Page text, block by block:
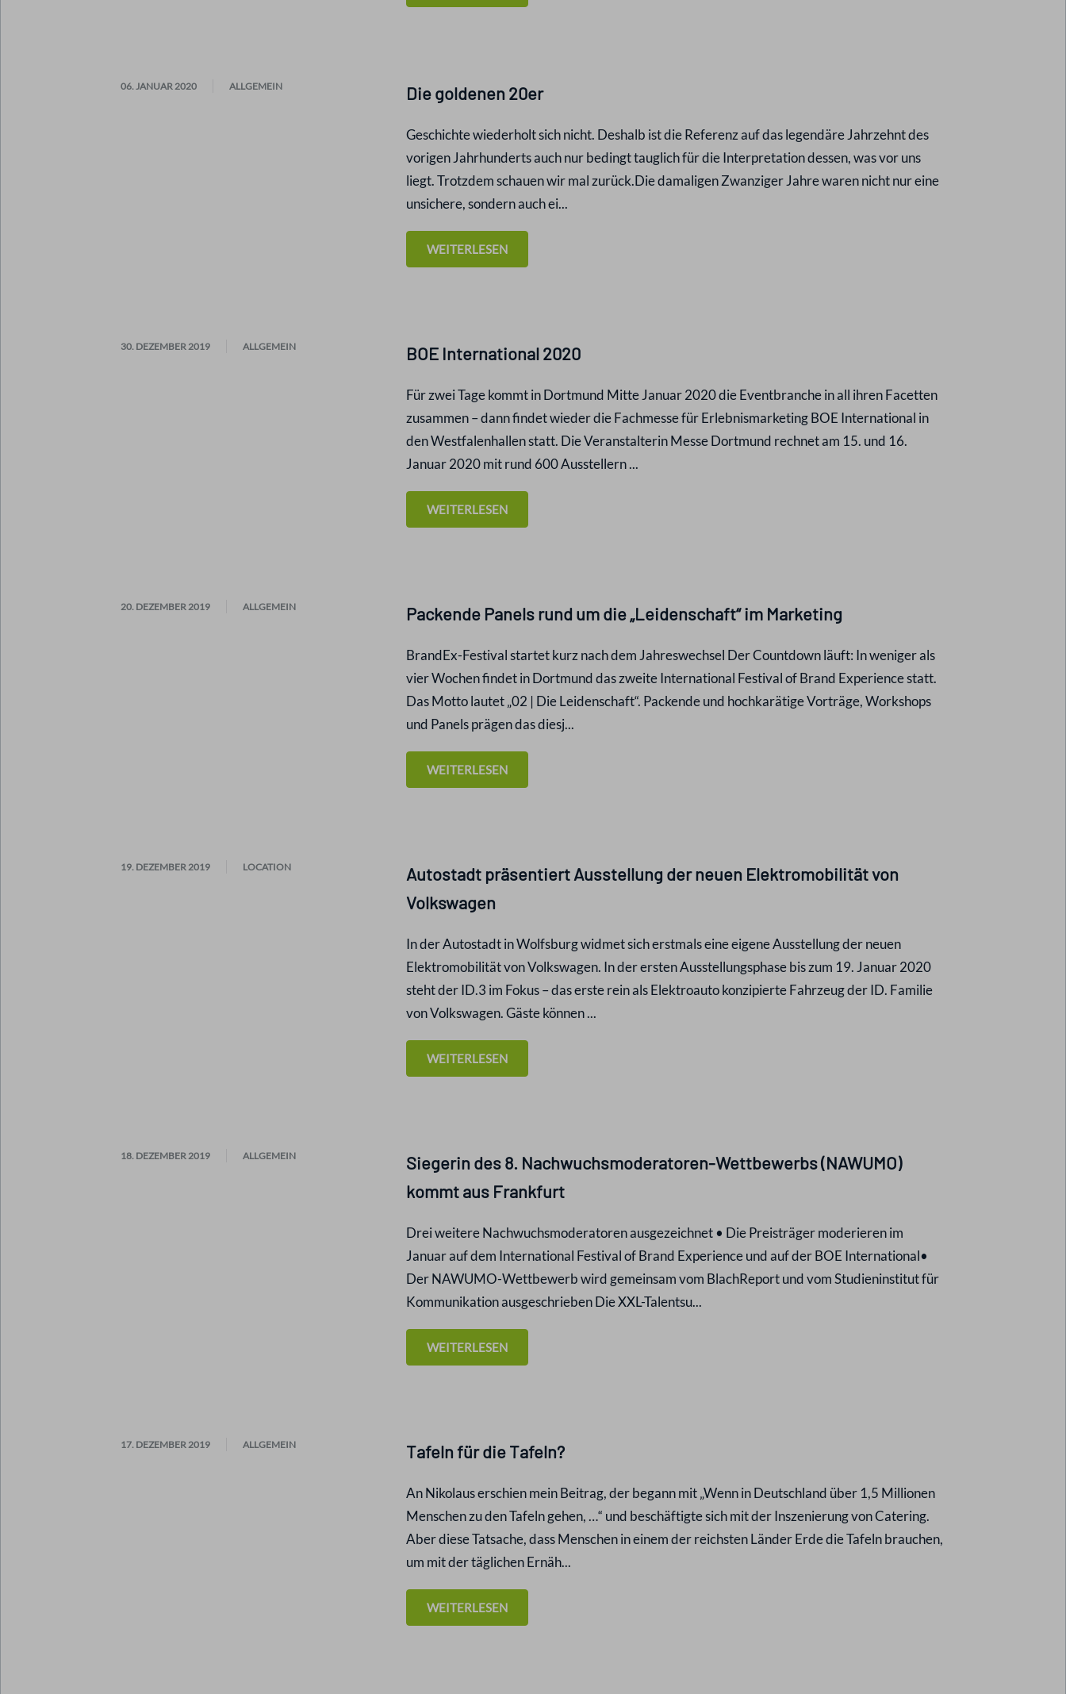
06. JANUAR 2020 ALLGEMEIN Die goldenen 20er
Geschichte wiederholt sich nicht. Deshalb ist die Referenz auf das legendäre Jahrzehnt des
vorigen Jahrhunderts auch nur bedingt tauglich für die Interpretation dessen, was vor uns
liegt. Trotzdem schauen wir mal zurück.Die damaligen Zwanziger Jahre waren nicht nur eine
unsichere, sondern auch ei...
WEITERLESEN
30. DEZEMBER 2019 ALLGEMEIN BOE International 2020
Für zwei Tage kommt in Dortmund Mitte Januar 2020 die Eventbranche in all ihren Facetten
zusammen – dann findet wieder die Fachmesse für Erlebnismarketing BOE International in
den Westfalenhallen statt. Die Veranstalterin Messe Dortmund rechnet am 15. und 16.
Januar 2020 mit rund 600 Ausstellern ...
WEITERLESEN
20. DEZEMBER 2019 ALLGEMEIN Packende Panels rund um die „Leidenschaft“ im Marketing
BrandEx-Festival startet kurz nach dem Jahreswechsel Der Countdown läuft: In weniger als
vier Wochen findet in Dortmund das zweite International Festival of Brand Experience statt.
Das Motto lautet „02 | Die Leidenschaft“. Packende und hochkarätige Vorträge, Workshops
und Panels prägen das diesj...
WEITERLESEN
19. DEZEMBER 2019 LOCATION
Autostadt präsentiert Ausstellung der neuen Elektromobilität von
Volkswagen
In der Autostadt in Wolfsburg widmet sich erstmals eine eigene Ausstellung der neuen
Elektromobilität von Volkswagen. In der ersten Ausstellungsphase bis zum 19. Januar 2020
steht der ID.3 im Fokus – das erste rein als Elektroauto konzipierte Fahrzeug der ID. Familie
von Volkswagen. Gäste können ...
WEITERLESEN
18. DEZEMBER 2019 ALLGEMEIN
Siegerin des 8. Nachwuchsmoderatoren-Wettbewerbs (NAWUMO)
kommt aus Frankfurt
Drei weitere Nachwuchsmoderatoren ausgezeichnet • Die Preisträger moderieren im
Januar auf dem International Festival of Brand Experience und auf der BOE International•
Der NAWUMO-Wettbewerb wird gemeinsam vom BlachReport und vom Studieninstitut für
Kommunikation ausgeschrieben Die XXL-Talentsu...
WEITERLESEN
17. DEZEMBER 2019 ALLGEMEIN Tafeln für die Tafeln?
An Nikolaus erschien mein Beitrag, der begann mit „Wenn in Deutschland über 1,5 Millionen
Menschen zu den Tafeln gehen, …“ und beschäftigte sich mit der Inszenierung von Catering.
Aber diese Tatsache, dass Menschen in einem der reichsten Länder Erde die Tafeln brauchen,
um mit der täglichen Ernäh...
WEITERLESEN